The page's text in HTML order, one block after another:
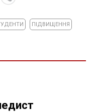
ПІДВИЩЕННЯ